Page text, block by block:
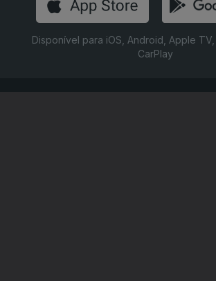
Disponível para iOS, Android, Apple
CarPlay